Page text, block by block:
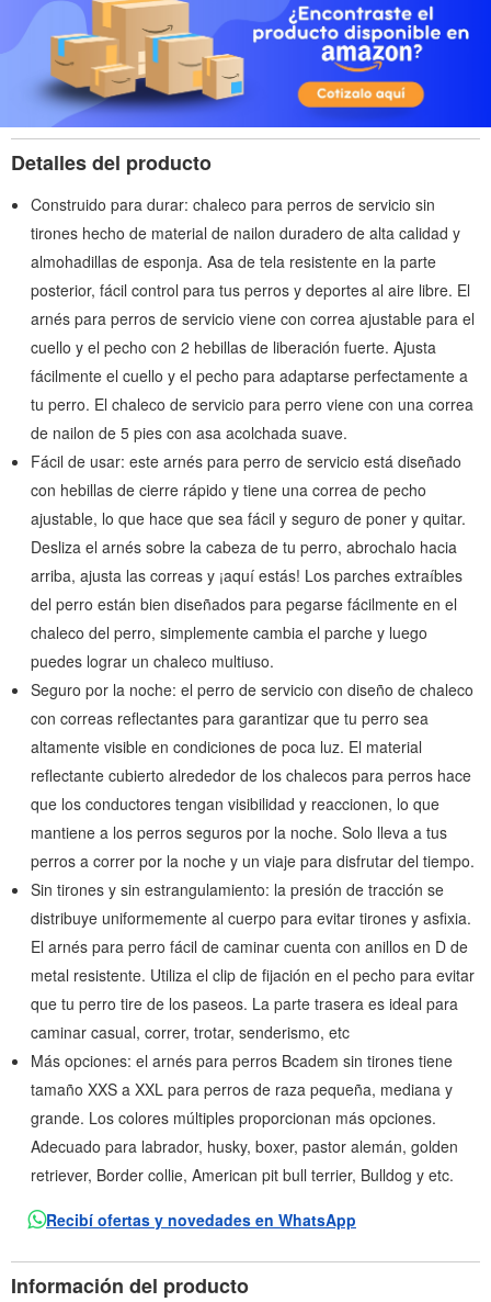
Detalles del producto
Construido para durar: chaleco para perros de servicio sin
tirones hecho de material de nailon duradero de alta calidad y
almohadillas de esponja. Asa de tela resistente en la parte
posterior, fácil control para tus perros y deportes al aire libre. El
arnés para perros de servicio viene con correa ajustable para el
cuello y el pecho con 2 hebillas de liberación fuerte. Ajusta
fácilmente el cuello y el pecho para adaptarse perfectamente a
tu perro. El chaleco de servicio para perro viene con una correa
de nailon de 5 pies con asa acolchada suave.
Fácil de usar: este arnés para perro de servicio está diseñado
con hebillas de cierre rápido y tiene una correa de pecho
ajustable, lo que hace que sea fácil y seguro de poner y quitar.
Desliza el arnés sobre la cabeza de tu perro, abrochalo hacia
arriba, ajusta las correas y ¡aquí estás! Los parches extraíbles
del perro están bien diseñados para pegarse fácilmente en el
chaleco del perro, simplemente cambia el parche y luego
puedes lograr un chaleco multiuso.
Seguro por la noche: el perro de servicio con diseño de chaleco
con correas reflectantes para garantizar que tu perro sea
altamente visible en condiciones de poca luz. El material
reflectante cubierto alrededor de los chalecos para perros hace
que los conductores tengan visibilidad y reaccionen, lo que
mantiene a los perros seguros por la noche. Solo lleva a tus
perros a correr por la noche y un viaje para disfrutar del tiempo.
Sin tirones y sin estrangulamiento: la presión de tracción se
distribuye uniformemente al cuerpo para evitar tirones y asfixia.
El arnés para perro fácil de caminar cuenta con anillos en D de
metal resistente. Utiliza el clip de fijación en el pecho para evitar
que tu perro tire de los paseos. La parte trasera es ideal para
caminar casual, correr, trotar, senderismo, etc
Más opciones: el arnés para perros Bcadem sin tirones tiene
tamaño XXS a XXL para perros de raza pequeña, mediana y
grande. Los colores múltiples proporcionan más opciones.
Adecuado para labrador, husky, boxer, pastor alemán, golden
retriever, Border collie, American pit bull terrier, Bulldog y etc.
Recibí ofertas y novedades en WhatsApp
Información del producto